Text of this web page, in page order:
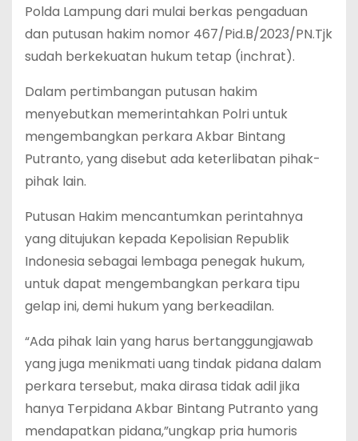
Polda Lampung dari mulai berkas pengaduan
dan putusan hakim nomor 467/Pid.B/2023/PN.Tjk
sudah berkekuatan hukum tetap (inchrat).
Dalam pertimbangan putusan hakim
menyebutkan memerintahkan Polri untuk
mengembangkan perkara Akbar Bintang
Putranto, yang disebut ada keterlibatan pihak-
pihak lain.
Putusan Hakim mencantumkan perintahnya
yang ditujukan kepada Kepolisian Republik
Indonesia sebagai lembaga penegak hukum,
untuk dapat mengembangkan perkara tipu
gelap ini, demi hukum yang berkeadilan.
“Ada pihak lain yang harus bertanggungjawab
yang juga menikmati uang tindak pidana dalam
perkara tersebut, maka dirasa tidak adil jika
hanya Terpidana Akbar Bintang Putranto yang
mendapatkan pidana,”ungkap pria humoris